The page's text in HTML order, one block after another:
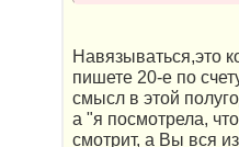
Навязываться,это
пишете 20-е по
смысл в этой
а "я посмотрела,
смотрит, а Вы вся